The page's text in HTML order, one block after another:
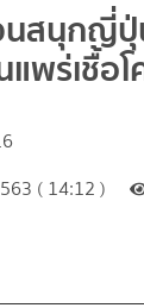
สนุกญี่ปุ่
พร่เชื้อ
( 14:12 )